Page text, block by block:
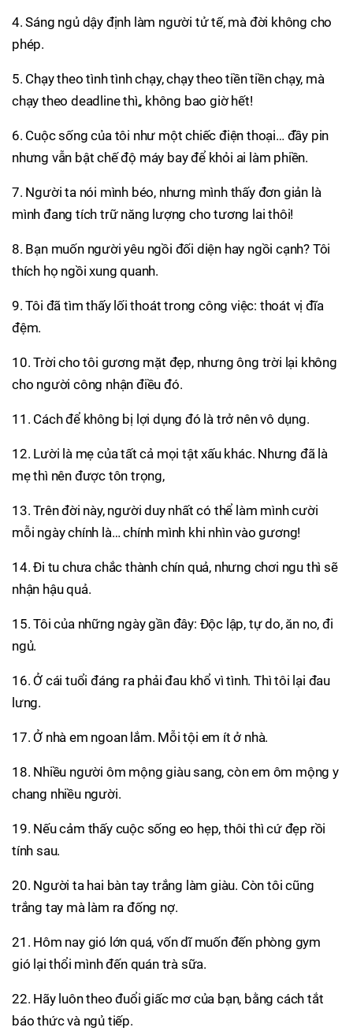
4. Sáng ngủ dậy định làm người tử tế, mà đời không cho
phép.
5. Chạy theo tình tình chạy, chạy theo tiền tiền chạy, mà
chạy theo deadline thì,, không bao giờ hết!
6. Cuộc sống của tôi như một chiếc điện thoại… đầy pin
nhưng vẫn bật chế độ máy bay để khỏi ai làm phiền.
7. Người ta nói mình béo, nhưng mình thấy đơn giản là
mình đang tích trữ năng lượng cho tương lai thôi!
8. Bạn muốn người yêu ngồi đối diện hay ngồi cạnh? Tôi
thích họ ngồi xung quanh.
9. Tôi đã tìm thấy lối thoát trong công việc: thoát vị đĩa
đệm.
10. Trời cho tôi gương mặt đẹp, nhưng ông trời lại không
cho người công nhận điều đó.
11. Cách để không bị lợi dụng đó là trở nên vô dụng.
12. Lười là mẹ của tất cả mọi tật xấu khác. Nhưng đã là
mẹ thì nên được tôn trọng,
13. Trên đời này, người duy nhất có thể làm mình cười
mỗi ngày chính là… chính mình khi nhìn vào gương!
14. Đi tu chưa chắc thành chín quả, nhưng chơi ngu thì sẽ
nhận hậu quả.
15. Tôi của những ngày gần đây: Độc lập, tự do, ăn no, đi
ngủ.
16. Ở cái tuổi đáng ra phải đau khổ vì tình. Thì tôi lại đau
lưng.
17. Ở nhà em ngoan lắm. Mỗi tội em ít ở nhà.
18. Nhiều người ôm mộng giàu sang, còn em ôm mộng y
chang nhiều người.
19. Nếu cảm thấy cuộc sống eo hẹp, thôi thì cứ đẹp rồi
tính sau.
20. Người ta hai bàn tay trắng làm giàu. Còn tôi cũng
trắng tay mà làm ra đống nợ.
21. Hôm nay gió lớn quá, vốn dĩ muốn đến phòng gym
gió lại thổi mình đến quán trà sữa.
22. Hãy luôn theo đuổi giấc mơ của bạn, bằng cách tắt
báo thức và ngủ tiếp.